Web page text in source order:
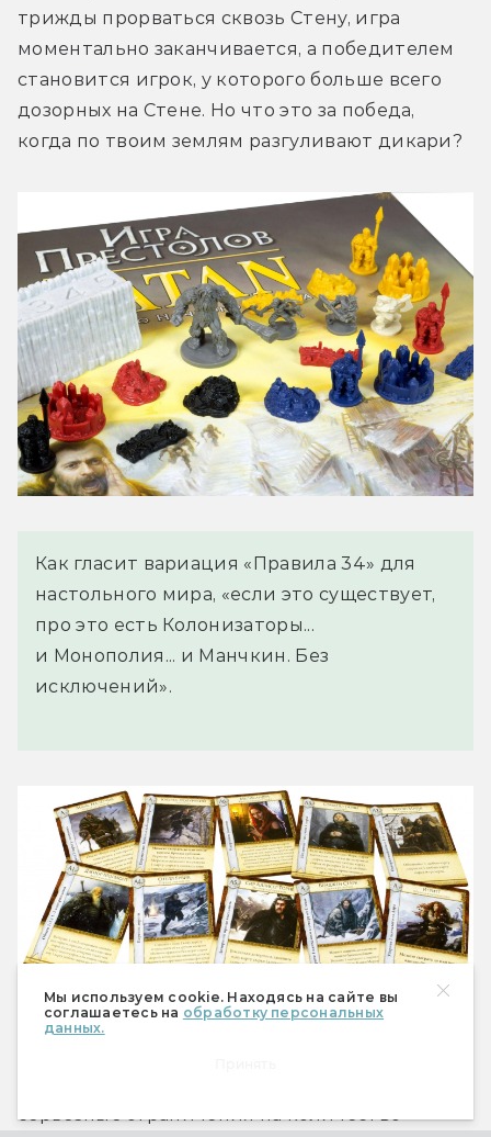
Мы используем cookie. Находясь на сайте вы
соглашаетесь на обработку персональных
данных.
трижды прорваться сквозь Стену, игра
моментально заканчивается, а победителем
становится игрок, у которого больше всего
дозорных на Стене. Но что это за победа,
когда по твоим землям разгуливают дикари?
Как гласит вариация «Правила 34» для
настольного мира, «если это существует,
про это есть Колонизаторы...
и Монополия... и Манчкин. Без
исключений».
серьёзные ограничения на количество